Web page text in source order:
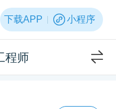
下载APP 小程序
程师